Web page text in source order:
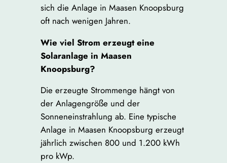
sich die Anlage in Maasen Knoopsburg
oft nach wenigen Jahren.
Wie viel Strom erzeugt eine
Solaranlage in Maasen
Knoopsburg?
Die erzeugte Strommenge hängt von
der Anlagengröße und der
Sonneneinstrahlung ab. Eine typische
Anlage in Maasen Knoopsburg erzeugt
jährlich zwischen 800 und 1.200 kWh
pro kWp.